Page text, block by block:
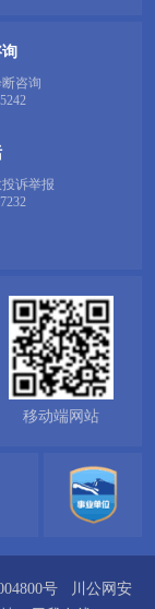
咨询
诉举报
移动端网站
号
川公网安